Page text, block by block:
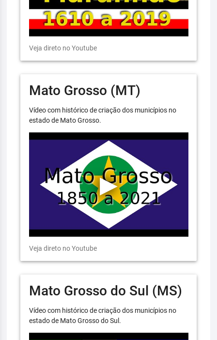
Veja direto no Youtube
Mato Grosso (MT)
Vídeo com histórico de criação dos municípios no
estado de Mato Grosso.
Veja direto no Youtube
Mato Grosso do Sul (MS)
Vídeo com histórico de criação dos municípios no
estado de Mato Grosso do Sul.